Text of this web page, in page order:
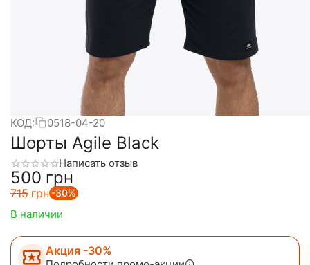
КОД: 0518-04-20
Шорты Agile Black
Написать отзыв
‍500‍ грн
‍715‍ грн -30%
В наличии
Акция -30%